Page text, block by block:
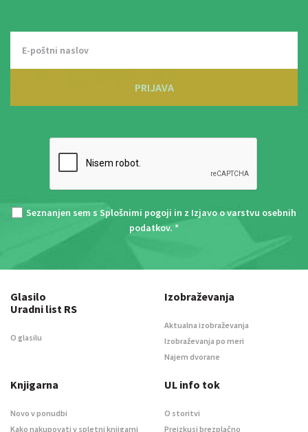
PRIJAVA
Seznanjen sem s Splošnimi pogoji in z Izjavo o varstvu osebnih
podatkov. *
Glasilo
Uradni list RS
O glasilu
Izobraževanja
Aktualna izobraževanja
Izobraževanja po meri
Najem dvorane
Knjigarna
Novo v ponudbi
Kako nakupovati v spletni knjigarni
UL info tok
O storitvi
Preizkusi brezplačno